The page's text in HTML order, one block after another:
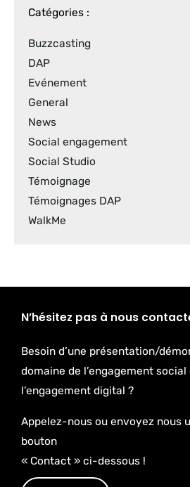
Catégories :
Buzzcasting
DAP
Evénement
General
News
Social engagement
Social Studio
Témoignage
Témoignages DAP
WalkMe
N’hésitez pas à nous
Besoin d’une présentation/
domaine de l’engagement social
l’engagement digital ?
Appelez-nous ou envoyez nous
bouton
« Contact » ci-dessous !